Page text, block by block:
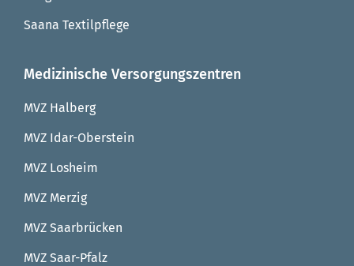
Saana Textilpflege
Medizinische Versorgungszentren
MVZ Halberg
MVZ Idar-Oberstein
MVZ Losheim
MVZ Merzig
MVZ Saarbrücken
MVZ Saar-Pfalz